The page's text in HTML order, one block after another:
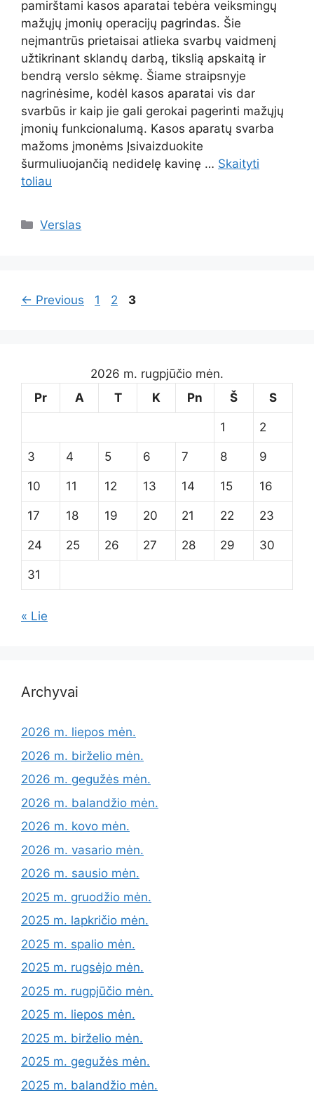
pamirštami kasos aparatai tebėra veiksmingų
mažųjų įmonių operacijų pagrindas. Šie
neįmantrūs prietaisai atlieka svarbų vaidmenį
užtikrinant sklandų darbą, tikslią apskaitą ir
bendrą verslo sėkmę. Šiame straipsnyje
nagrinėsime, kodėl kasos aparatai vis dar
svarbūs ir kaip jie gali gerokai pagerinti mažųjų
įmonių funkcionalumą. Kasos aparatų svarba
mažoms įmonėms Įsivaizduokite
šurmuliuojančią nedidelę kavinę … Skaityti
toliau
Kategorijos
Verslas
← Previous Page
1 Page
2 Page
3
2026 m. rugpjūčio mėn.
Pr
A T K Pn Š S
1 2
3 4 5 6 7 8 9
10 11 12 13 14 15 16
17 18 19 20 21 22 23
24 25 26 27 28 29 30
31
« Lie
Archyvai
2026 m. liepos mėn.
2026 m. birželio mėn.
2026 m. gegužės mėn.
2026 m. balandžio mėn.
2026 m. kovo mėn.
2026 m. vasario mėn.
2026 m. sausio mėn.
2025 m. gruodžio mėn.
2025 m. lapkričio mėn.
2025 m. spalio mėn.
2025 m. rugsėjo mėn.
2025 m. rugpjūčio mėn.
2025 m. liepos mėn.
2025 m. birželio mėn.
2025 m. gegužės mėn.
2025 m. balandžio mėn.